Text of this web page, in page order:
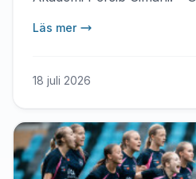
Läs mer
18 juli 2026